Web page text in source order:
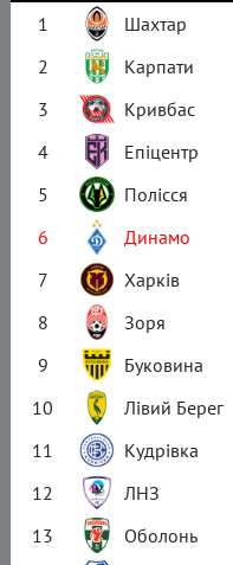
1
Шахтар
2
Карпати
3
Кривбас
4
Епіцентр
5
Полісся
6
Динамо
7
Харків
8
Зоря
9
Буковина
10
Лівий Берег
11
Кудрівка
12
ЛНЗ
13
Оболонь